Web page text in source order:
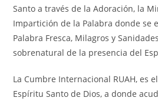
Santo a través de la Adoración, la
Impartición de la Palabra donde se
Palabra Fresca, Milagros y
sobrenatural de la presencia del
La Cumbre Internacional RUAH, es
Espíritu Santo de Dios, a donde